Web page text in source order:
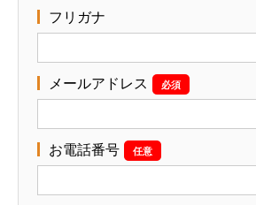
フリガナ
メールアドレス 必須
お電話番号 任意